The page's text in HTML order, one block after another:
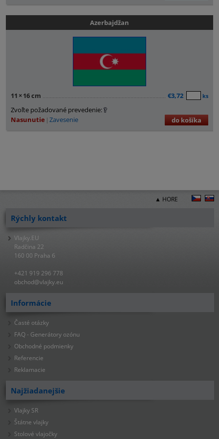
Azerbajdžan
11 × 16 cm €3,72 ks
Zvoľte požadované prevedenie:
Nasunutie Zavesenie do košíka
▲ HORE
Rýchly kontakt
Vlajky.EU
Radčina 22
160 00 Praha 6
+421 919 296 778
obchod@vlajky.eu
Informácie
Časté otázky
FAQ - Generátory ozónu
Obchodné podmienky
Referencie
Reklamacie
Najžiadanejšie
Vlajky SR
Štátne vlajky
Stolové vlajočky